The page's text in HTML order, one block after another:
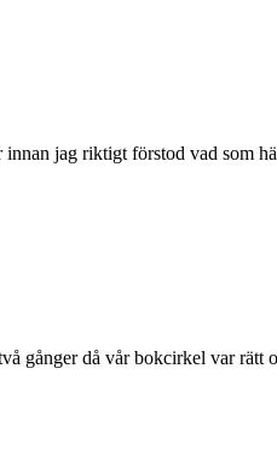
innan jag riktigt förstod vad som
gånger då vår bokcirkel var rätt